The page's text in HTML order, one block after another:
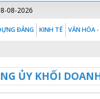
08-2026
ĐẢNG KINH TẾ VĂN HÓA
ỦY KHỐI